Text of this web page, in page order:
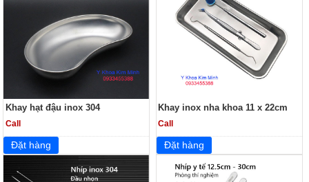
Khay hạt đậu inox 304
Call
Khay inox nha khoa 11 x 22cm
Call